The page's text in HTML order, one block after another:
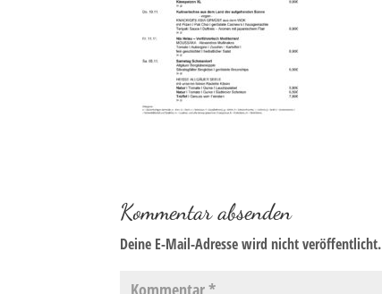
Kommentar absenden
Deine E-Mail-Adresse wird nicht veröffentlicht.